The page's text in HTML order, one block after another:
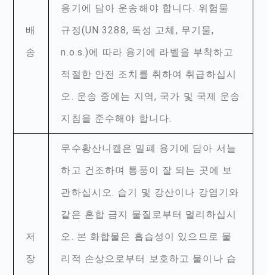
배
송
용기에 담아 운송해야 합니다. 위험물
규정(UN 3288, 독성 고체, 무기물,
n.o.s.)에 따라 용기에 라벨을 부착하고
적절한 안전 조치를 취하여 취급하십시
오. 운송 중에는 지역, 국가 및 국제 운송
지침을 준수해야 합니다.
저
장
무수황산니켈은 밀폐 용기에 담아 서늘
하고 건조하며 통풍이 잘 되는 곳에 보
관하십시오. 습기 및 강산이나 강염기와
같은 혼합 금지 물질로부터 멀리하십시
오. 본 화합물은 흡습성이 있으므로 물
리적 손상으로부터 보호하고 물이나 습